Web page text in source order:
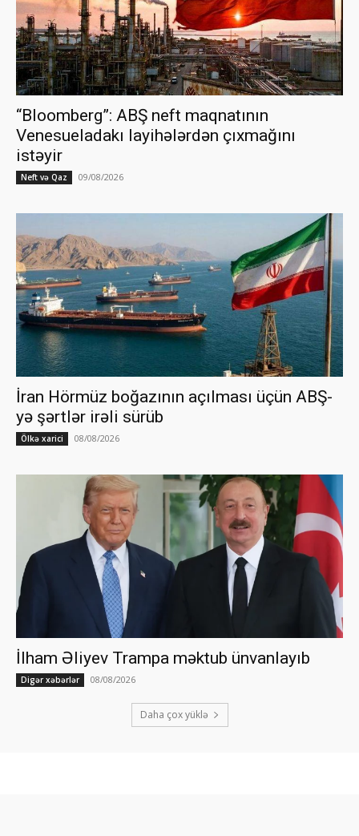
“Bloomberg”: ABŞ neft maqnatının
Venesueladakı layihələrdən çıxmağını
istəyir
Neft və Qaz 09/08/2026
İran Hörmüz boğazının açılması üçün ABŞ-
yə şərtlər irəli sürüb
Ölkə xarici 08/08/2026
İlham Əliyev Trampa məktub ünvanlayıb
Digər xəbərlər 08/08/2026
Daha çox yüklə